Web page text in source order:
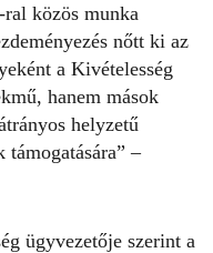
közös munka
nőtt ki az
a Kivételesség
hanem mások
helyzetű
támogatására” –
ügyvezetője szerint a